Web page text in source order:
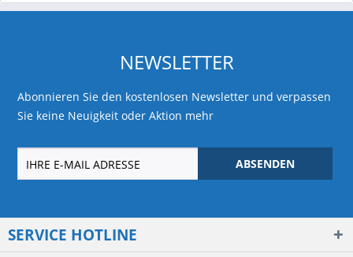
NEWSLETTER
Abonnieren Sie den kostenlosen Newsletter und verpassen
Sie keine Neuigkeit oder Aktion mehr
ABSENDEN
SERVICE HOTLINE